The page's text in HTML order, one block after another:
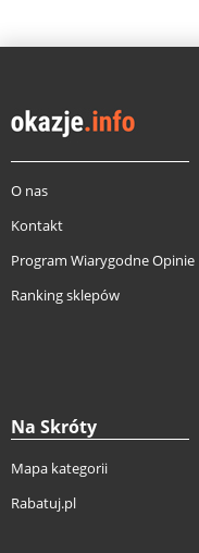
O nas
Kontakt
Program Wiarygodne Opinie
Ranking sklepów
Na Skróty
Mapa kategorii
Rabatuj.pl